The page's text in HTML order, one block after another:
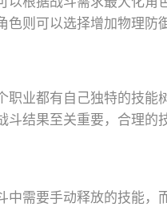
则可以选择增加物理防
业都有自己独特的技能
结果至关重要，合理的
需要手动释放的技能，